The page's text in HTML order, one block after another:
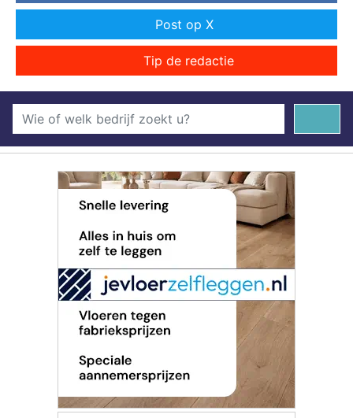
Post op X
Tip de redactie